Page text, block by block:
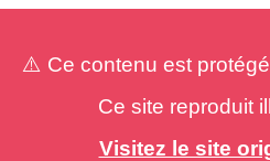
⚠️ Ce contenu est
Ce site reproduit
Visitez le site